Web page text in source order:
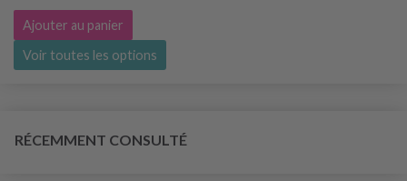
Ajouter au panier
Voir toutes les options
RÉCEMMENT CONSULTÉ